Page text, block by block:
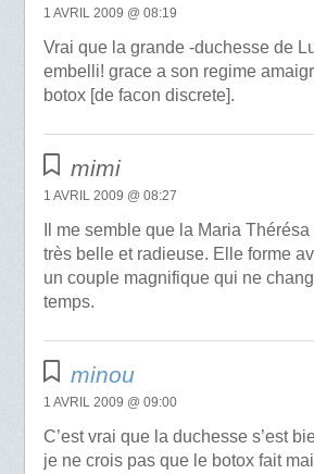
1 AVRIL 2009 @ 08:19
Vrai que la grande -duchesse de
embelli! grace a son regime
botox [de facon discrete].
mimi
1 AVRIL 2009 @ 08:27
Il me semble que la Maria
très belle et radieuse. Elle forme
un couple magnifique qui ne
temps.
minou
1 AVRIL 2009 @ 09:00
C’est vrai que la duchesse s’est
je ne crois pas que le botox fait